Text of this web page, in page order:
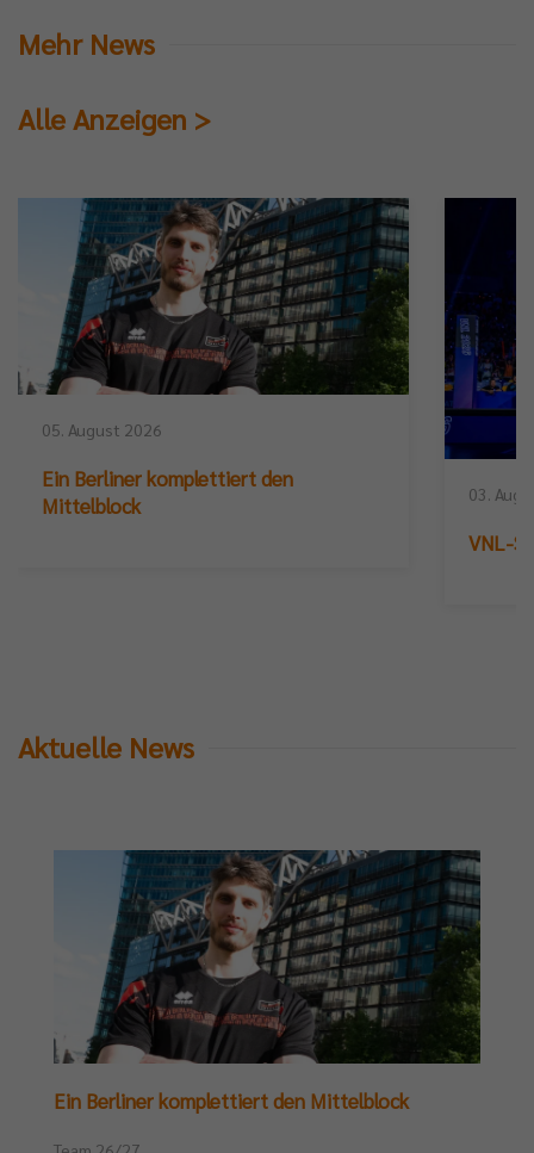
Mehr News
Alle Anzeigen >
05. August 2026
Ein Berliner komplettiert den
Mittelblock
03.
VNL-
Aktuelle News
Ein Berliner komplettiert den Mittelblock